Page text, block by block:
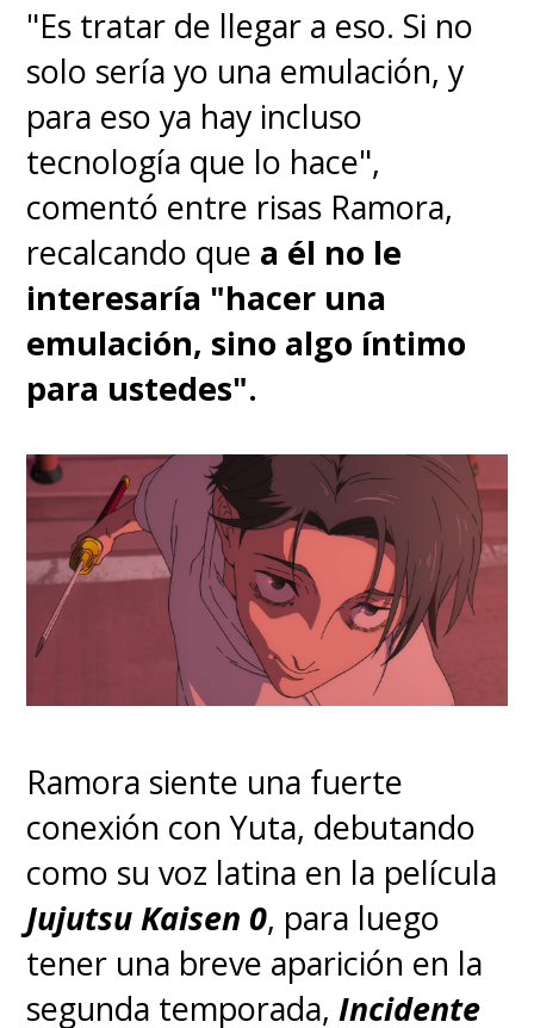
"Es tratar de llegar a eso. Si no
solo sería yo una emulación, y
para eso ya hay incluso
tecnología que lo hace",
comentó entre risas Ramora,
recalcando que a él no le
interesaría "hacer una
emulación, sino algo íntimo
para ustedes".
Ramora siente una fuerte
conexión con Yuta, debutando
como su voz latina en la película
Jujutsu Kaisen 0, para luego
tener una breve aparición en la
segunda temporada,Incidente